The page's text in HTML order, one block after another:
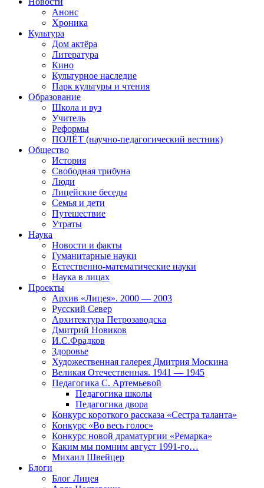
Анонс
Хроника
Культура
Дом актёра
Литература
Кино
Культурное наследие
Парк культуры и чтения
Образование
Школа и вуз
Учитель
Реформы
ПОЛЁТ (научно-педагогический вестник)
Общество
История
Свободная трибуна
Люди
Лицейские беседы
Семья и дети
Путешествие
Утраты
Наука
Новости и факты
Гуманитарные науки
Естественно-математические науки
Наука в лицах
Проекты
Архив «Лицея». 2000 — 2003
Русский Север
Архитектура Петрозаводска
Дмитрий Новиков
И.С.Фрадков
Здоровье
Художественная галерея Дмитрия Москина
Великая Отечественная. 1941 — 1945
Педагогика С. Артемьевой
Педагогика школы
Педагогика двора
Конкурс короткого рассказа «Сестра таланта»
Конкурс «Во весь голос»
Конкурс новой драматургии «Ремарка»
Каким мы помним август 1991-го…
Михаил Швейцер
Блоги
Блог Лицея